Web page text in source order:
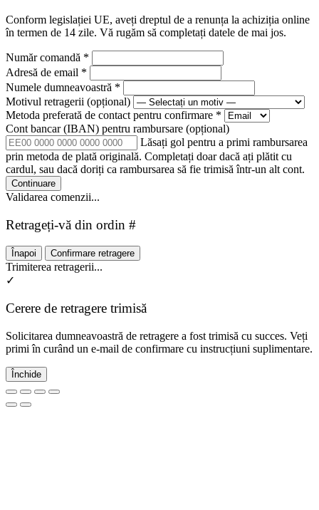
Conform legislației UE, aveți dreptul de a renunța la achiziția online
în termen de 14 zile. Vă rugăm să completați datele de mai jos.
Număr comandă *
Adresă de email *
Numele dumneavoastră *
Motivul retragerii (opțional)
Metoda preferată de contact pentru confirmare *
Cont bancar (IBAN) pentru rambursare (opțional)
Lăsați gol pentru a primi rambursarea
prin metoda de plată originală. Completați doar dacă ați plătit cu
cardul, sau dacă doriți ca rambursarea să fie trimisă într-un alt cont.
Continuare
Validarea comenzii...
Retrageți-vă din ordin #
Înapoi Confirmare retragere
Trimiterea retragerii...
✓
Cerere de retragere trimisă
Solicitarea dumneavoastră de retragere a fost trimisă cu succes. Veți
primi în curând un e-mail de confirmare cu instrucțiuni suplimentare.
Închide